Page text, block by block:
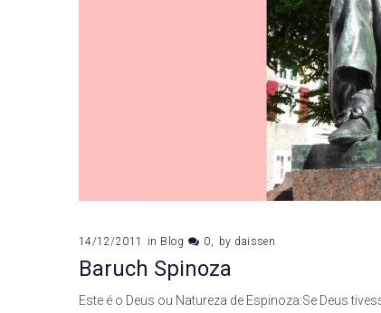
14/12/2011 in Blog 0 by daissen
Baruch Spinoza
Este é o Deus ou Natureza de Espinoza:Se Deus